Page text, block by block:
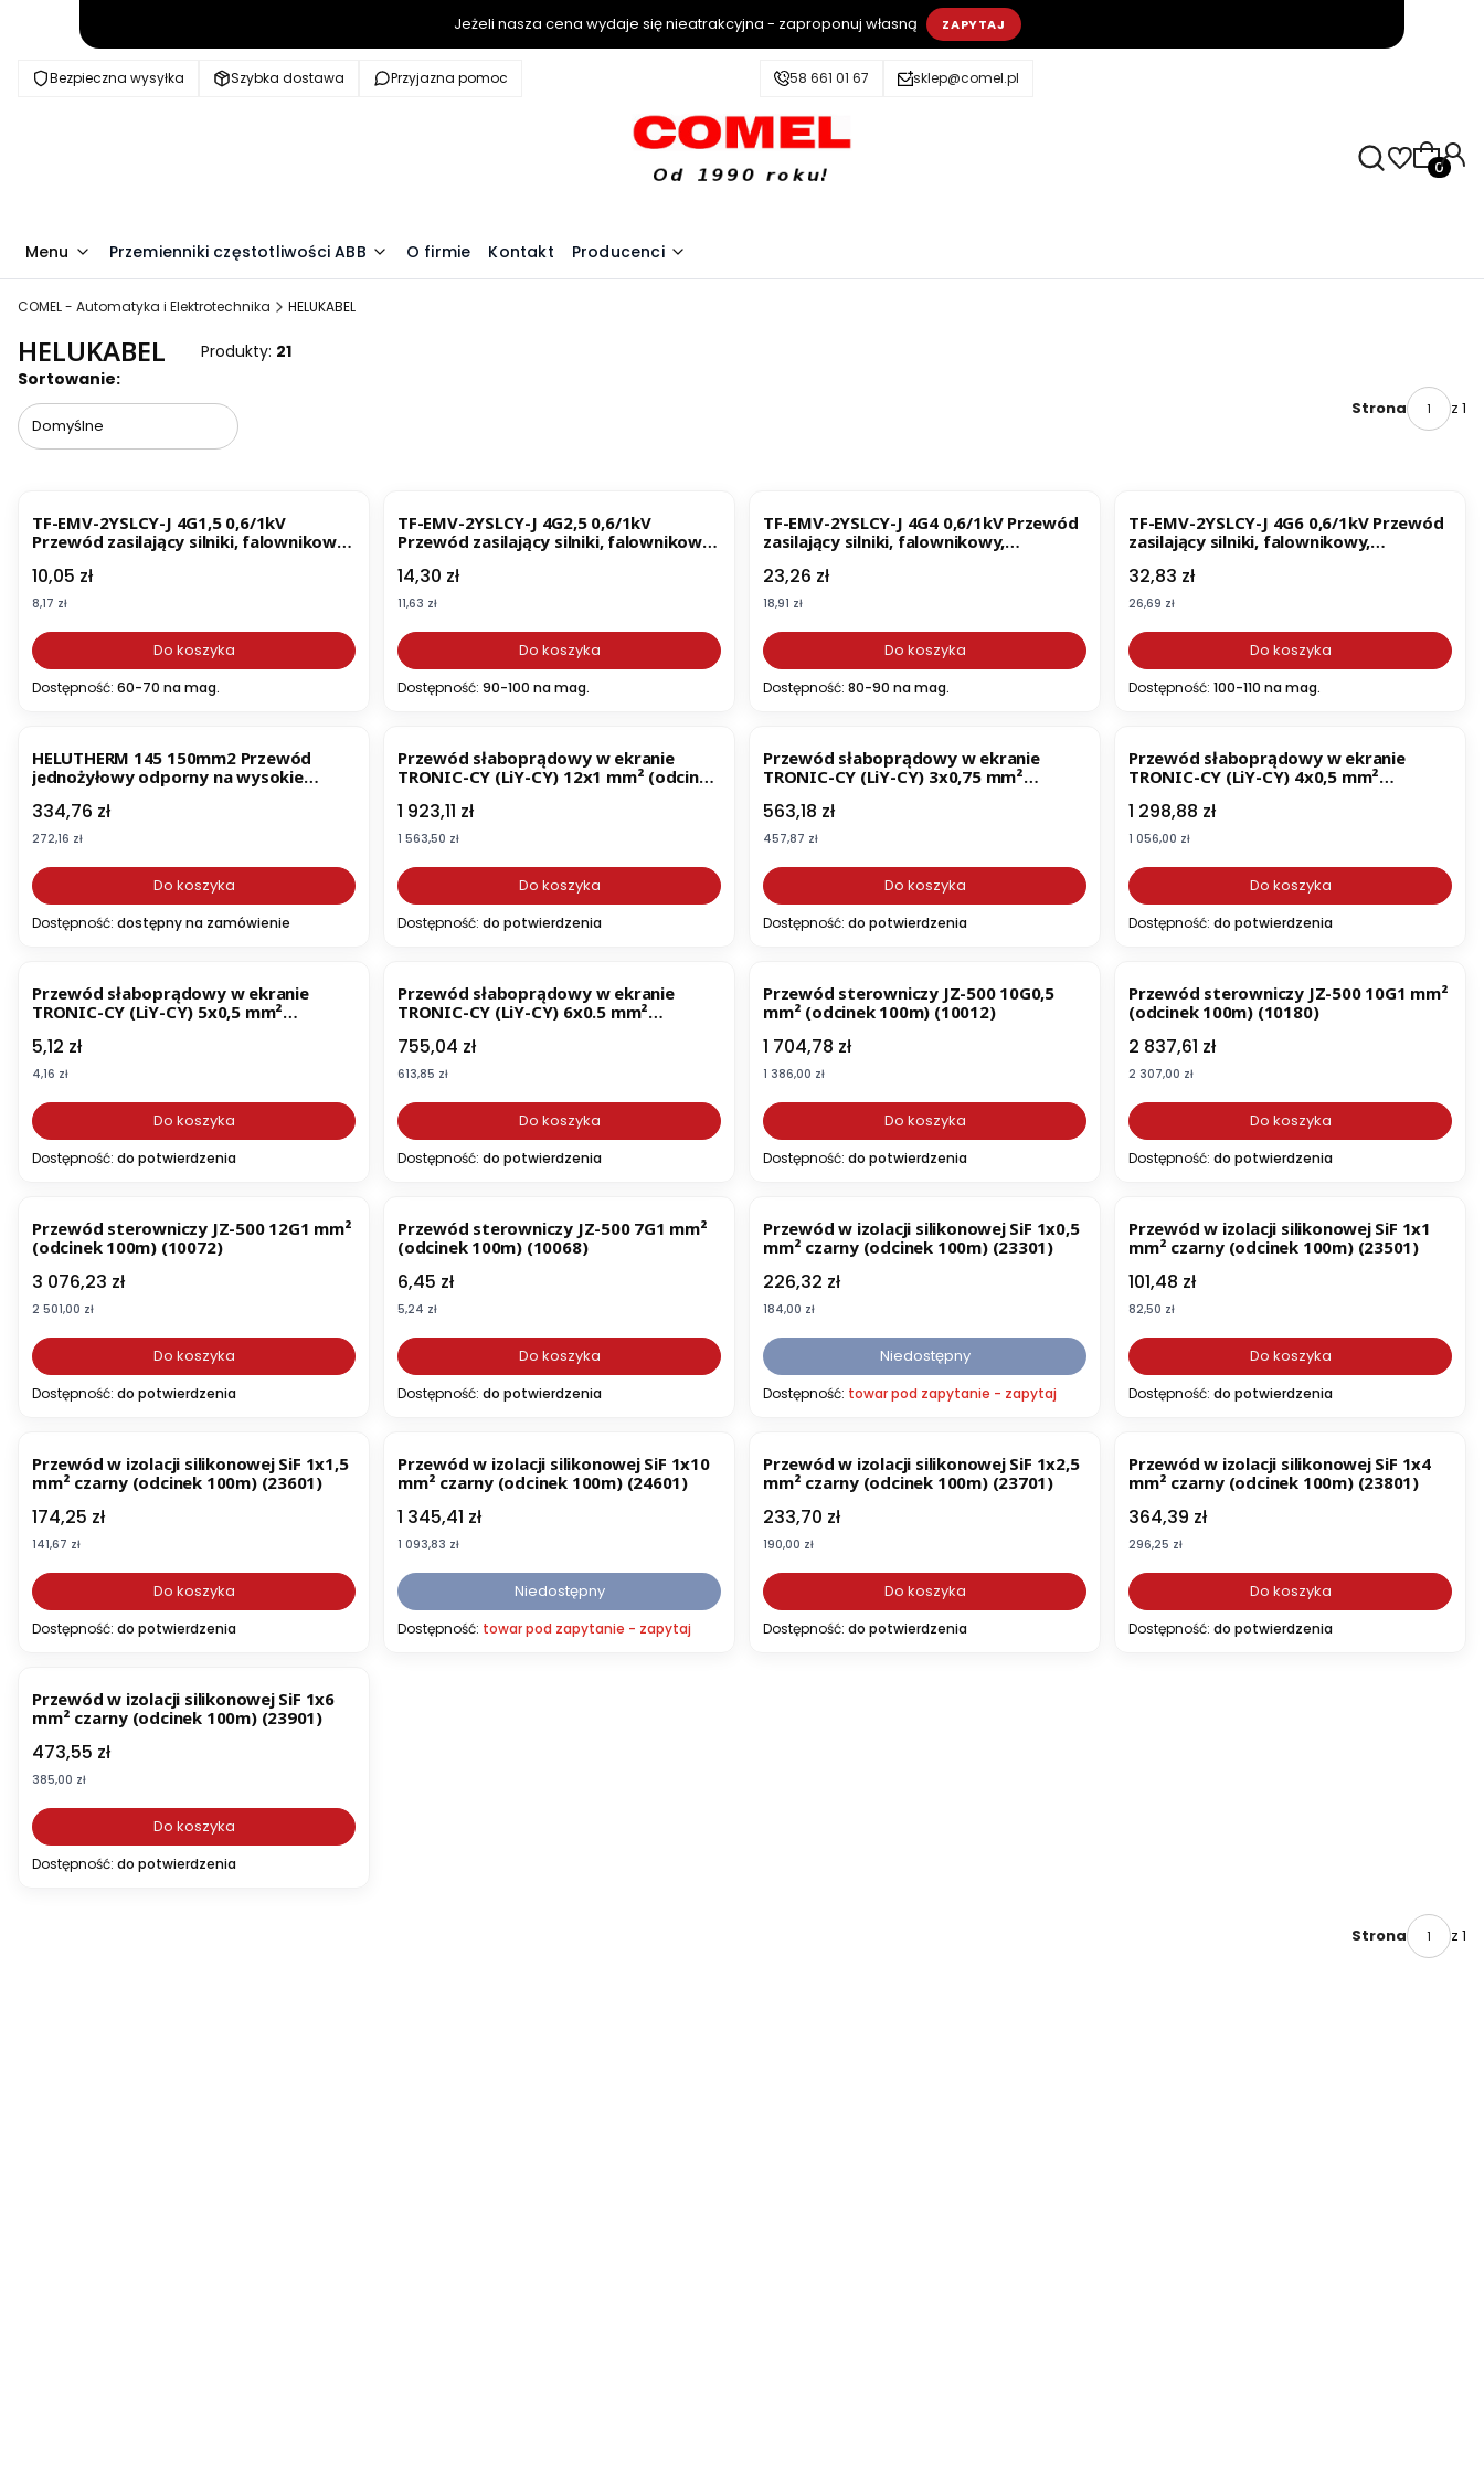
Jeżeli nasza cena wydaje się nieatrakcyjna - zaproponuj własną ZAPYTAJ
Bezpieczna wysyłka Szybka dostawa Przyjazna pomoc 58 661 01 67 sklep@comel.pl
Menu Przemienniki częstotliwości ABB O firmie Kontakt Producenci
COMEL - Automatyka i Elektrotechnika HELUKABEL
HELUKABEL Produkty: 21
Lista produktów
Sortowanie:
Domyślne
Strona z 1
TF-EMV-2YSLCY-J 4G1,5 0,6/1kV
Przewód zasilający silniki, falownikowy,
okablowania przetwornic
częstotliwości (22084)
Cena
10,05 zł
Cena
8,17 zł
Do koszyka
Dostępność: 60-70 na mag.
TF-EMV-2YSLCY-J 4G2,5 0,6/1kV
Przewód zasilający silniki, falownikowy,
okablowania przetwornic
częstotliwości (22085)
Cena
14,30 zł
Cena
11,63 zł
Do koszyka
Dostępność: 90-100 na mag.
TF-EMV-2YSLCY-J 4G4 0,6/1kV Przewód
zasilający silniki, falownikowy,
okablowania przetwornic
częstotliwości (22086)
Cena
23,26 zł
Cena
18,91 zł
Do koszyka
Dostępność: 80-90 na mag.
TF-EMV-2YSLCY-J 4G6 0,6/1kV Przewód
zasilający silniki, falownikowy,
okablowania przetwornic
częstotliwości (22087)
Cena
32,83 zł
Cena
26,69 zł
Do koszyka
Dostępność: 100-110 na mag.
HELUTHERM 145 150mm2 Przewód
jednożyłowy odporny na wysokie
Cena
334,76 zł
Cena
272,16 zł
Do koszyka
Dostępność: dostępny na zamówienie
Przewód słaboprądowy w ekranie
TRONIC-CY (LiY-CY) 12x1 mm² (odcinek
Cena
1 923,11 zł
Cena
1 563,50 zł
Do koszyka
Dostępność: do potwierdzenia
Przewód słaboprądowy w ekranie
TRONIC-CY (LiY-CY) 3x0,75 mm²
Cena
563,18 zł
Cena
457,87 zł
Do koszyka
Dostępność: do potwierdzenia
Przewód słaboprądowy w ekranie
TRONIC-CY (LiY-CY) 4x0,5 mm²
Cena
1 298,88 zł
Cena
1 056,00 zł
Do koszyka
Dostępność: do potwierdzenia
Przewód słaboprądowy w ekranie
TRONIC-CY (LiY-CY) 5x0,5 mm²
Cena
5,12 zł
Cena
4,16 zł
Do koszyka
Dostępność: do potwierdzenia
Przewód słaboprądowy w ekranie
TRONIC-CY (LiY-CY) 6x0.5 mm²
Cena
755,04 zł
Cena
613,85 zł
Do koszyka
Dostępność: do potwierdzenia
Przewód sterowniczy JZ-500 10G0,5
mm² (odcinek 100m) (10012)
Cena
1 704,78 zł
Cena
1 386,00 zł
Do koszyka
Dostępność: do potwierdzenia
Przewód sterowniczy JZ-500 10G1 mm²
(odcinek 100m) (10180)
Cena
2 837,61 zł
Cena
2 307,00 zł
Do koszyka
Dostępność: do potwierdzenia
Przewód sterowniczy JZ-500 12G1 mm²
(odcinek 100m) (10072)
Cena
3 076,23 zł
Cena
2 501,00 zł
Do koszyka
Dostępność: do potwierdzenia
Przewód sterowniczy JZ-500 7G1 mm²
(odcinek 100m) (10068)
Cena
6,45 zł
Cena
5,24 zł
Do koszyka
Dostępność: do potwierdzenia
Przewód w izolacji silikonowej SiF 1x0,5
mm² czarny (odcinek 100m) (23301)
Cena
226,32 zł
Cena
184,00 zł
Niedostępny
Dostępność: towar pod zapytanie - zapytaj
Przewód w izolacji silikonowej SiF 1x1
mm² czarny (odcinek 100m) (23501)
Cena
101,48 zł
Cena
82,50 zł
Do koszyka
Dostępność: do potwierdzenia
Przewód w izolacji silikonowej SiF 1x1,5
mm² czarny (odcinek 100m) (23601)
Cena
174,25 zł
Cena
141,67 zł
Do koszyka
Dostępność: do potwierdzenia
Przewód w izolacji silikonowej SiF 1x10
mm² czarny (odcinek 100m) (24601)
Cena
1 345,41 zł
Cena
1 093,83 zł
Niedostępny
Dostępność: towar pod zapytanie - zapytaj
Przewód w izolacji silikonowej SiF 1x2,5
mm² czarny (odcinek 100m) (23701)
Cena
233,70 zł
Cena
190,00 zł
Do koszyka
Dostępność: do potwierdzenia
Przewód w izolacji silikonowej SiF 1x4
mm² czarny (odcinek 100m) (23801)
Cena
364,39 zł
Cena
296,25 zł
Do koszyka
Dostępność: do potwierdzenia
Przewód w izolacji silikonowej SiF 1x6
mm² czarny (odcinek 100m) (23901)
Cena
473,55 zł
Cena
385,00 zł
Do koszyka
Dostępność: do potwierdzenia
Strona z 1